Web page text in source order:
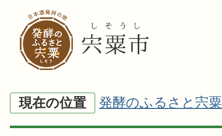
現在の位置 発酵のふるさと宍粟